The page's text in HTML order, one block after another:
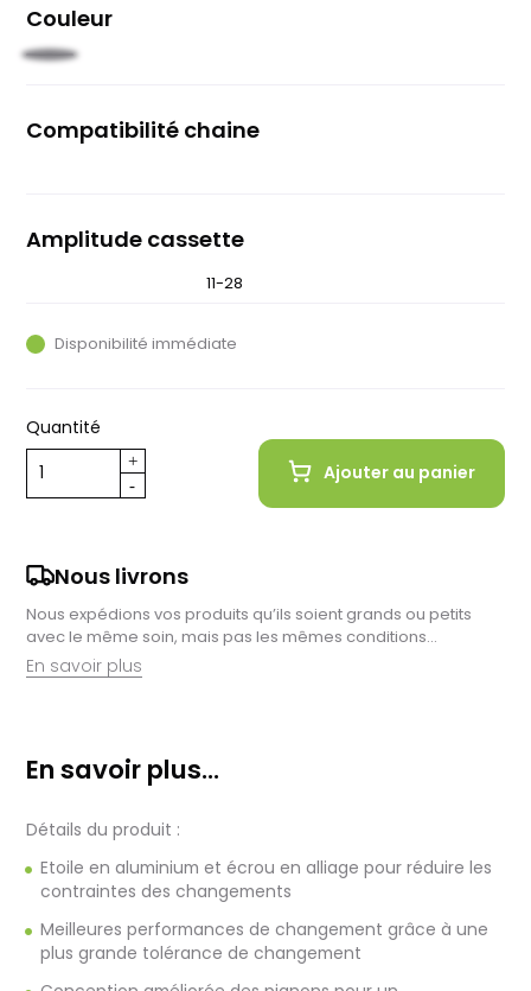
Couleur
Noir
Compatibilité chaine
Amplitude cassette
11-28
Disponibilité immédiate
Quantité
Ajouter au panier
Nous livrons
Nous expédions vos produits qu’ils soient grands ou petits
avec le même soin, mais pas les mêmes conditions…
En savoir plus
achats à domicile, mais il est encore plus gratifiant de vous
accueillir en magasin. Commandez en ligne et récupérez vos
Pensez à préciser le lieu de retrait lors de votre commande,
être récupérés.
Après des réglages minutieux effectués par nos techniciens,
votre vélo est soigneusement emballé dans un carton conçu
pour faciliter sa réception.
En savoir plus...
Détails du produit :
Etoile en aluminium et écrou en alliage pour réduire les
contraintes des changements
Meilleures performances de changement grâce à une
plus grande tolérance de changement